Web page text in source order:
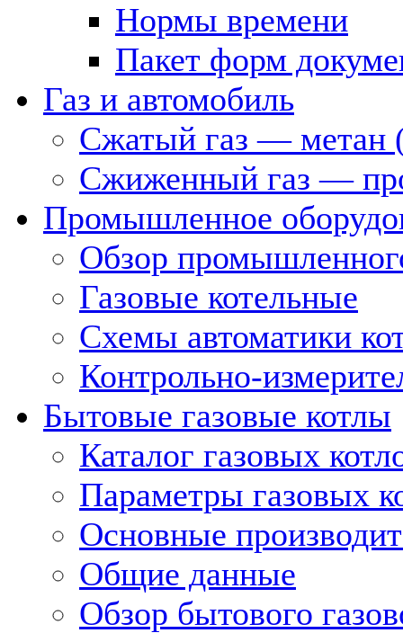
Нормы времени
Пакет форм
Газ и автомобиль
Сжатый газ — метан
Сжиженный газ —
Промышленное
Обзор
Газовые котельные
Схемы автоматики
Контрольно-
Бытовые газовые котлы
Каталог газовых
Параметры газовых
Основные
Общие данные
Обзор бытового